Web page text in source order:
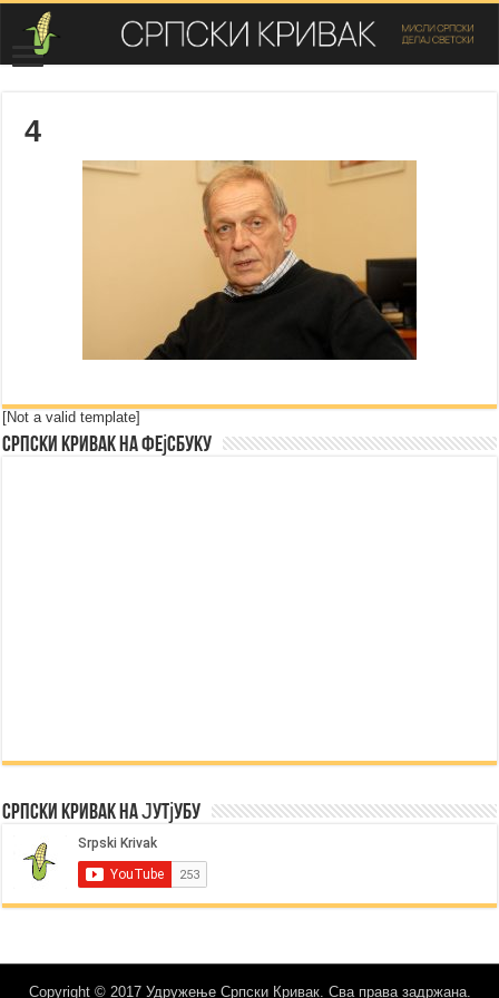
4
[Not a valid template]
Српски Кривак на Фејсбуку
Српски Кривак на Јутјубу
Copyright © 2017 Удружење Српски Кривак. Сва права задржана.